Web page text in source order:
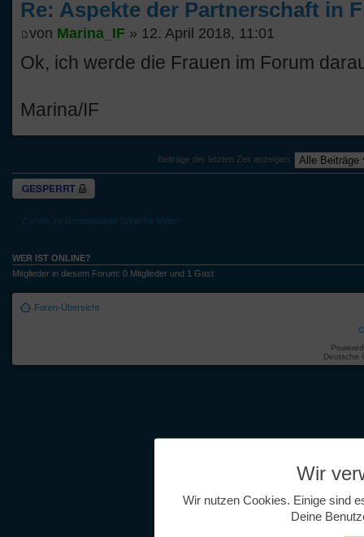
Re: Aspekte der Partnerschaft in
von Marina_IF » 12. April 2018, 11:01
Ok, ich werde die Frauen im Forum
Marina/IF
Beiträge der letzten Zeit anzeigen:
Thema gesperrt
Zurück zu Gemeinsame Sprache finden
WER IST ONLINE?
Mitglieder in diesem Forum: 0 Mitglieder und 1 Gast
Foren-Übersicht
Deutsche
Wir
Wir nutzen Cookies. Einige sind
Deine